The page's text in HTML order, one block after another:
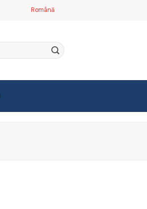
Română